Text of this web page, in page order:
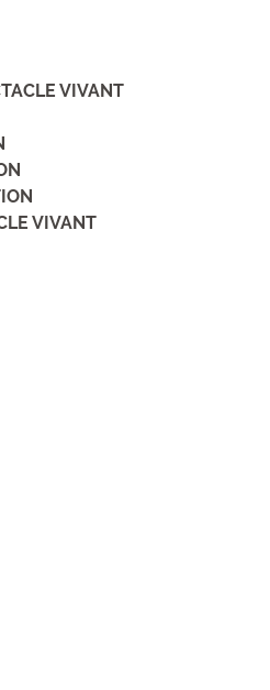
VIVANT
VIVANT